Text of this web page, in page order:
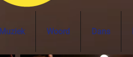
Muziek Woord Dans